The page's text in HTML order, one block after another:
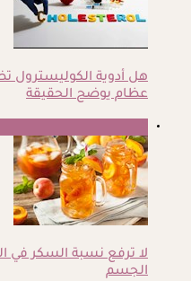
هل أدوية
عظام يوضح الحقيقة
الجسم